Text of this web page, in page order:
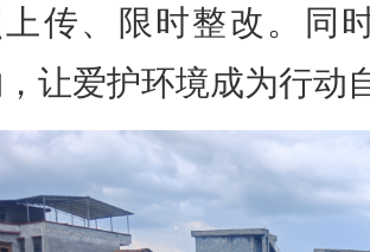
上传、限时整改。同
让爱护环境成为行动